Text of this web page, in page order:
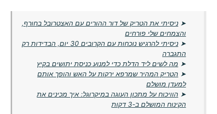
➤ניסיתי את הטריק של דור ההורים עם האצטרובל בחורף,
והצמחים שלי פורחים
➤
ניסיתי להרגיש נוכחות עם הקרובים 30 יום, הבדידות רק
התגברה
➤ מה לשים ליד הדלת כדי למנוע כניסת יתושים בקיץ
➤ הטריק המהיר שמרפא ירקות על האש והופך אותם
למעדן מושלם
➤ הוויכוח על מתכון העוגה במיקרוגל: איך מכינים את
הקינוח המושלם ב-3 דקות